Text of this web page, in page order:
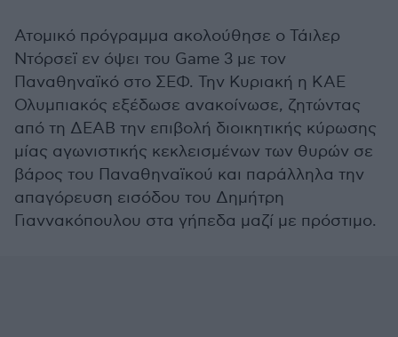
Ατομικό πρόγραμμα ακολούθησε ο Τάιλερ
Ντόρσεϊ εν όψει του Game 3 με τον
Παναθηναϊκό στο ΣΕΦ. Την Κυριακή η ΚΑΕ
Ολυμπιακός εξέδωσε ανακοίνωσε, ζητώντας
από τη ΔΕΑΒ την επιβολή διοικητικής κύρωσης
μίας αγωνιστικής κεκλεισμένων των θυρών σε
βάρος του Παναθηναϊκού και παράλληλα την
απαγόρευση εισόδου του Δημήτρη
Γιαννακόπουλου στα γήπεδα μαζί με πρόστιμο.